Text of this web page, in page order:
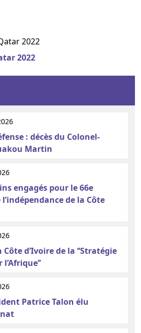
2022
: décès du Colonel-
Martin
engagés pour le 66e
de la Côte
d’Ivoire de la ‘‘Stratégie
Patrice Talon élu